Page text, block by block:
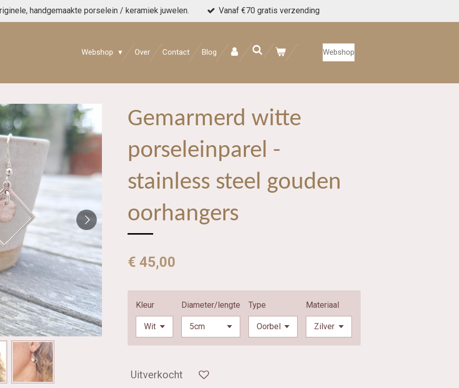
handgemaakte porselein / keramiek juwelen. Vanaf €70 gratis verzending
Webshop Over Contact Blog Webshop
Gemarmerd witte
porseleinparel -
stainless steel gouden
oorhangers
€ 45,00
Kleur Diameter/lengte Type Materiaal
Uitverkocht